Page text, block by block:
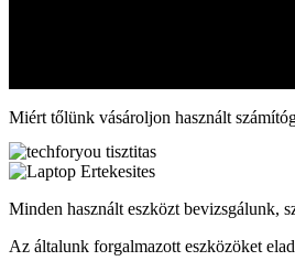
Miért tőlünk vásároljon használt
Minden használt eszközt bevizsgálunk,
Az általunk forgalmazott eszközöket